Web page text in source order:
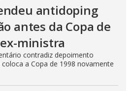
antidoping
antes da Copa de
ministra
contradiz depoimento
a Copa de 1998 novamente